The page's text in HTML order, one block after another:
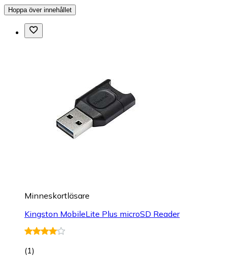
Hoppa över innehållet
Minneskortläsare
Kingston MobileLite Plus microSD Reader
(1)